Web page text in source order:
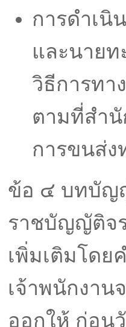
การดําเนิ
และนายท
วิธีการทา
ตามที่สํานั
การขนส่ง
ข้อ ๔ บทบัญ
ราชบัญญัติจ
เพิ่มเติมโดย
เจ้าพนักงาน
ออกให้ ก่อน